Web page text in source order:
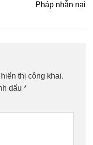
Pháp nhẫn nại
thị công khai.
dấu *